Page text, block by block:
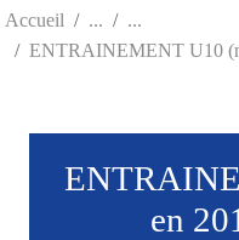
Accueil
ENTRAINEMENT U10
en